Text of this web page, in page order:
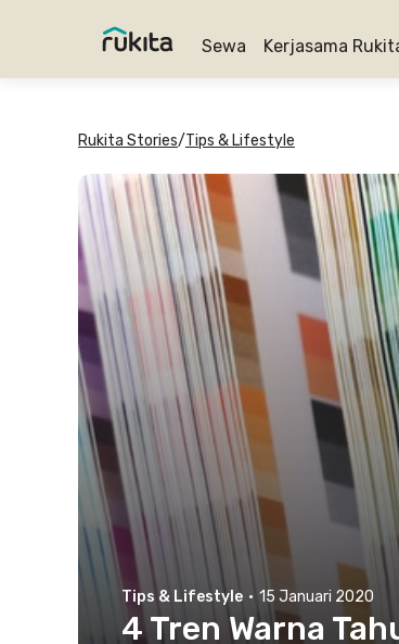
Sewa Kerjasama
Rukita Stories/Tips & Lifestyle
Tips & Lifestyle · 15 Januari 2020
4 Tren Warna